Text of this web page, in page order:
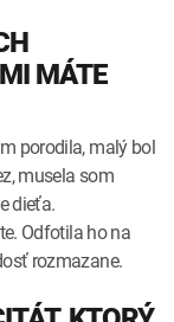
MÁTE
porodila, malý bol
musela som
dieťa.
Odfotila ho na
rozmazane.